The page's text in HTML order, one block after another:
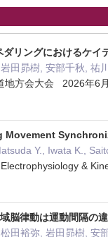
ダリングにおけるケ
田昴樹, 安部千秋, 祐
地方会大会 2026年6月
Movement
Y., Iwata K.,
&
脳律動は運動間隔の
田裕弥, 岩田昴樹, 安